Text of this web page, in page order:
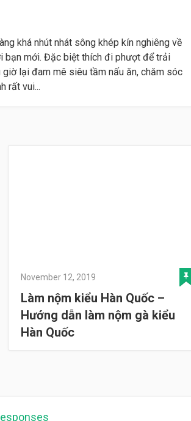
khá nhút nhát sông khép kín nghiêng về
bạn mới. Đặc biệt thích đi phượt để trải
lại đam mê siêu tầm nấu ăn, chăm sóc
rất vui...
November 12, 2019
Làm nộm kiểu Hàn Quốc –
Hướng dẫn làm nộm gà kiểu
Hàn Quốc